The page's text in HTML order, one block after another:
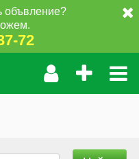
объвление?
72